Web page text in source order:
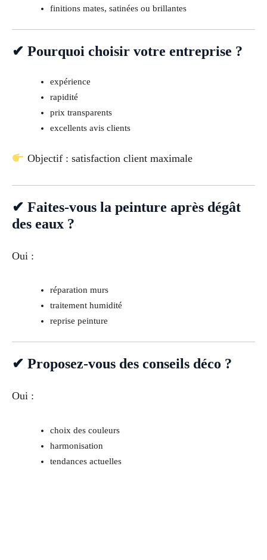
finitions mates, satinées ou brillantes
✔ Pourquoi choisir votre entreprise ?
expérience
rapidité
prix transparents
excellents avis clients
Objectif : satisfaction client maximale
✔ Faites-vous la peinture après dégât
des eaux ?
Oui :
réparation murs
traitement humidité
reprise peinture
✔ Proposez-vous des conseils déco ?
Oui :
choix des couleurs
harmonisation
tendances actuelles